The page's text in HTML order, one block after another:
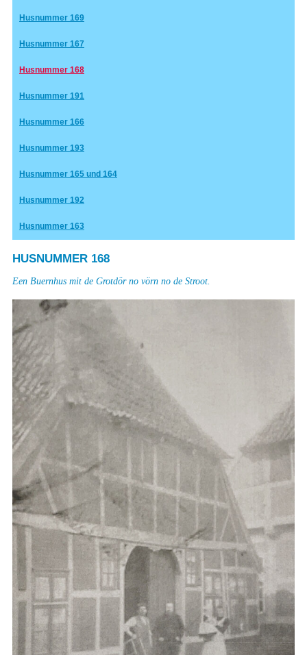
Husnummer 169
Husnummer 167
Husnummer 168
Husnummer 191
Husnummer 166
Husnummer 193
Husnummer 165 und 164
Husnummer 192
Husnummer 163
HUSNUMMER 168
Een Buernhus mit de Grotdör no vörn no de Stroot.